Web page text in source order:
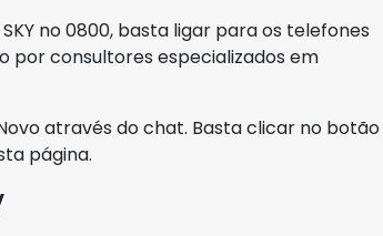
no 0800, basta ligar para os telefones
por consultores especializados em
através do chat. Basta clicar no botão
página.